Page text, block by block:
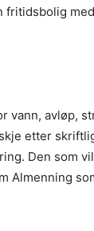
fritidsbolig
vann, avløp,
etter
Den som
Almenning